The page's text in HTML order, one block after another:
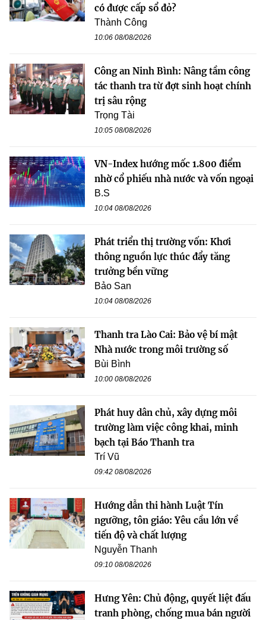
có được cấp sổ đỏ?
Thành Công
10:06 08/08/2026
Công an Ninh Bình: Nâng tầm công
tác thanh tra từ đợt sinh hoạt chính
trị sâu rộng
Trọng Tài
10:05 08/08/2026
VN-Index hướng mốc 1.800 điểm
nhờ cổ phiếu nhà nước và vốn ngoại
B.S
10:04 08/08/2026
Phát triển thị trường vốn: Khơi
thông nguồn lực thúc đẩy tăng
trưởng bền vững
Bảo San
10:04 08/08/2026
Thanh tra Lào Cai: Bảo vệ bí mật
Nhà nước trong môi trường số
Bùi Bình
10:00 08/08/2026
Phát huy dân chủ, xây dựng môi
trường làm việc công khai, minh
bạch tại Báo Thanh tra
Trí Vũ
09:42 08/08/2026
Hướng dẫn thi hành Luật Tín
ngưỡng, tôn giáo: Yêu cầu lớn về
tiến độ và chất lượng
Nguyễn Thanh
09:10 08/08/2026
Hưng Yên: Chủ động, quyết liệt đấu
tranh phòng, chống mua bán người